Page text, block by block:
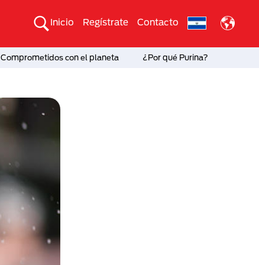
Inicio Regístrate Contacto
Comprometidos con el planeta ¿Por qué Purina?